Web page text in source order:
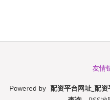
友情
Powered by 配资平台网址_配